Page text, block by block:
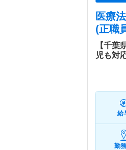
医療
(正職
【千葉
児も対
給
勤